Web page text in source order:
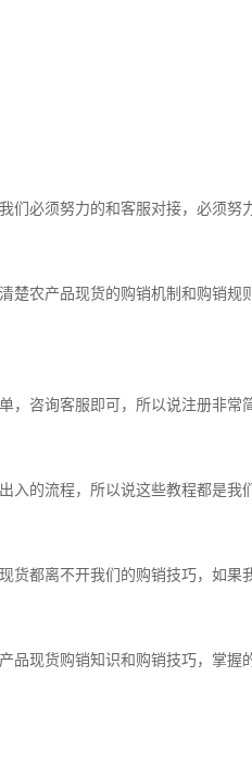
们必须努力的和客服对接，必须努
楚农产品现货的购销机制和购销
咨询客服即可，所以说注册非常
入的流程，所以说这些教程都是
货都离不开我们的购销技巧，如
现货购销知识和购销技巧，掌握